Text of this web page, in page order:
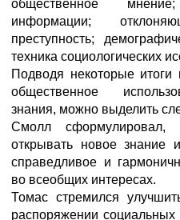
общественное
информации;
преступность;
техника социологических
Подводя некоторые
общественное
знания, можно выделить
Смолл
открывать новое знание
справедливое и
во всеобщих интересах.
Томас стремился
распоряжении